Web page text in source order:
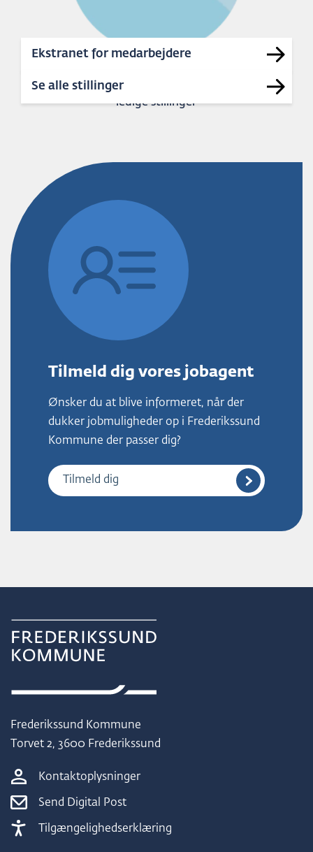
Ekstranet for medarbejdere
39
ledige stillinger
Se alle stillinger
Tilmeld dig vores jobagent
Ønsker du at blive informeret, når der
dukker jobmuligheder op i Frederikssund
Kommune der passer dig?
Tilmeld dig
Frederikssund Kommune
Torvet 2, 3600 Frederikssund
Kontaktoplysninger
Send Digital Post
Tilgængelighedserklæring